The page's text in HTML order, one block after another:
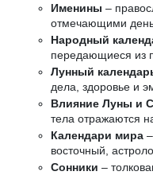
Именины –
отмечающими день
Народный
передающиеся из
Лунный
дела, здоровье и
Влияние Луны и
тела отражаются
Календари мира
восточный,
Сонники –